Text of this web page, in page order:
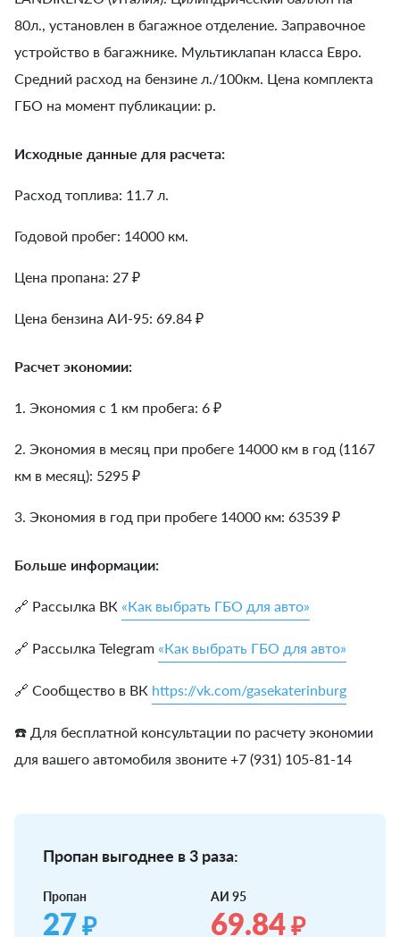
80л., установлен в багажное отделение. Заправочное
устройство в багажнике. Мультиклапан класса Евро.
Средний расход на бензине л./100км. Цена комплекта
ГБО на момент публикации: р.
Исходные данные для расчета:
Расход топлива: 11.7 л.
Годовой пробег: 14000 км.
Цена пропана: 27 ₽
Цена бензина АИ-95: 69.84 ₽
Расчет экономии:
1. Экономия с 1 км пробега: 6 ₽
2. Экономия в месяц при пробеге 14000 км в год (1167
км в месяц): 5295 ₽
3. Экономия в год при пробеге 14000 км: 63539 ₽
Больше информации:
🔗 Рассылка ВК «Как выбрать ГБО для авто»
🔗 Рассылка Telegram «Как выбрать ГБО для авто»
🔗 Сообщество в ВК https://vk.com/gasekaterinburg
☎️ Для бесплатной консультации по расчету экономии
для вашего автомобиля звоните +7 (931) 105-81-14
Пропан выгоднее в 3 раза:
Пропан
27₽
АИ 95
69.84₽